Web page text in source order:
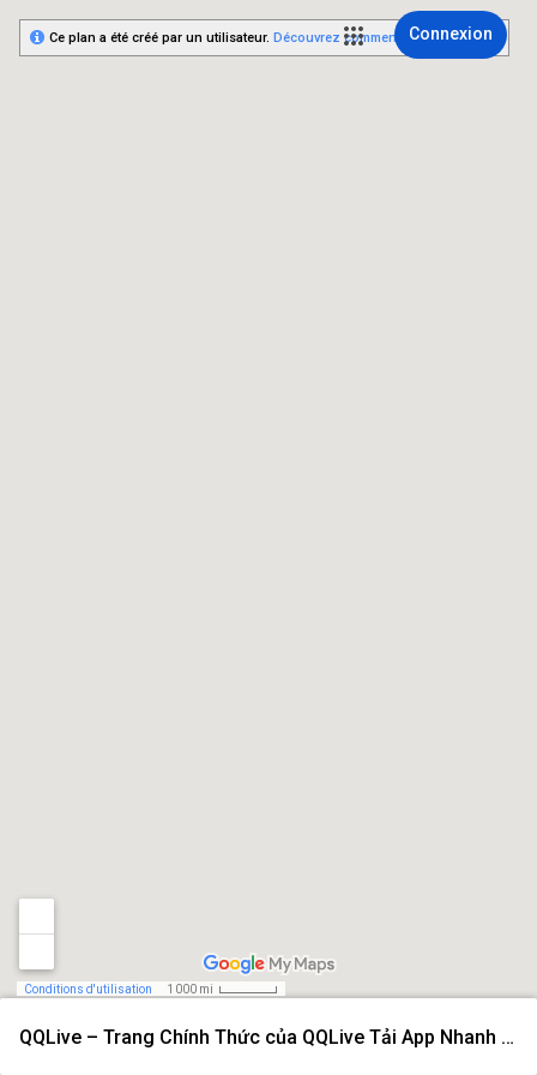
Connexion
QQLive – Trang Chính Thức của QQLive Tải App Nhanh 2026
Conditions d'utilisation 1 000 mi
Ce plan a été créé par un utilisateur. Découvrez comment créer le vôtre.